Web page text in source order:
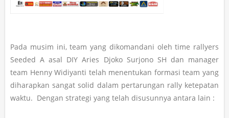
Pada musim ini, team yang dikomandani oleh time rallyers
Seeded A asal DIY Aries Djoko Surjono SH dan manager
team Henny Widiyanti telah menentukan formasi team yang
diharapkan sangat solid dalam pertarungan rally ketepatan
waktu. Dengan strategi yang telah disusunnya antara lain :